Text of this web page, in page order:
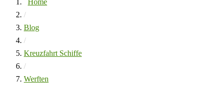
Home
/
Blog
/
Kreuzfahrt Schiffe
/
Werften